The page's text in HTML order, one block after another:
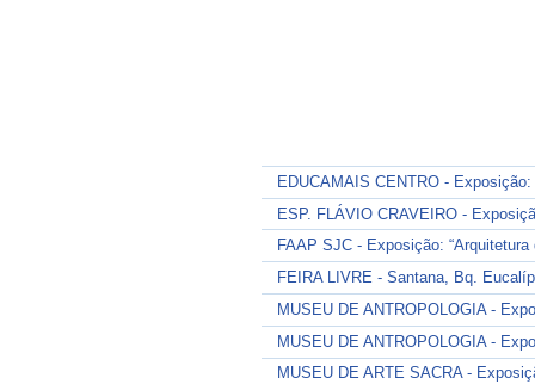
EDUCAMAIS CENTRO -
ESP. FLÁVIO CRAVEIRO -
FAAP SJC - Exposição:
FEIRA LIVRE - Santana, Bq.
MUSEU DE ANTROPOLOGIA -
MUSEU DE ANTROPOLOGIA -
MUSEU DE ARTE SACRA -